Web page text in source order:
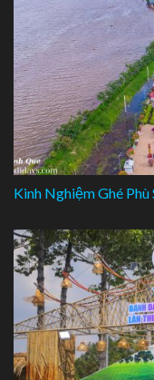
Kinh Nghiệm Ghé